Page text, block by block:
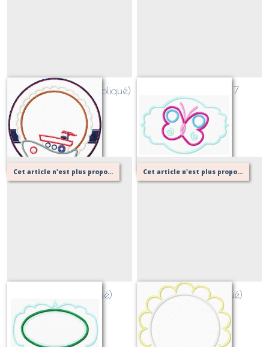
Bateau + cadre 6 (appliqué)
Sur demande
papillon + cadre 7
(appliqué)
Sur demande
Cet article n'est plus proposé, retournez au menu principal ou contactez moi!
Cadre 8 (appliqué)
Sur demande
Cet article n'est plus proposé, retournez au menu principal ou contactez moi!
Cadre 9 (appliqué)
Sur demande